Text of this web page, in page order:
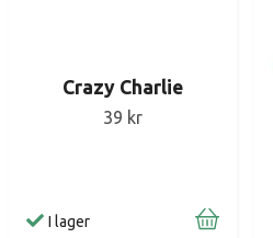
Crazy Charlie
39 kr
I lager